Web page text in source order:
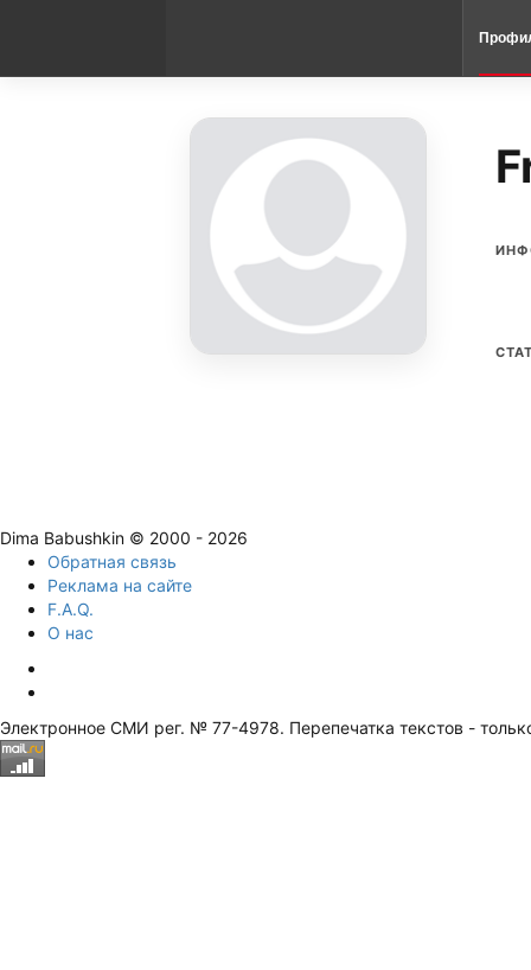
Dima Babushkin © 2000 - 2026
Обратная связь
Реклама на сайте
F.A.Q.
О нас
Электронное СМИ рег. № 77-4978. Перепечатка текстов -